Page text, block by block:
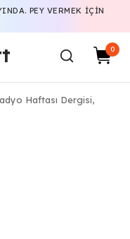
PEY VERMEK IÇIN
0
Haftası Dergisi,